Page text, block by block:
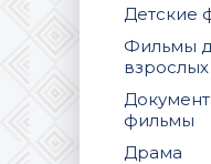
Детские
Фильмы
взрослых
фильмы
Драма